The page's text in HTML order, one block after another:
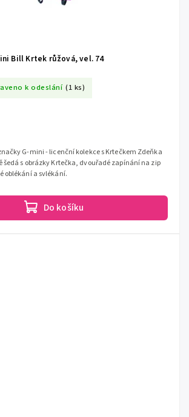
Bill Krtek růžová, vel. 74
k odeslání (1 ks)
Do košíku
G-mini - licenční kolekce s Krtečkem Zdeňka
šedá s obrázky Krtečka, dvouřadé zapínání na zip
oblékání a svlékání.